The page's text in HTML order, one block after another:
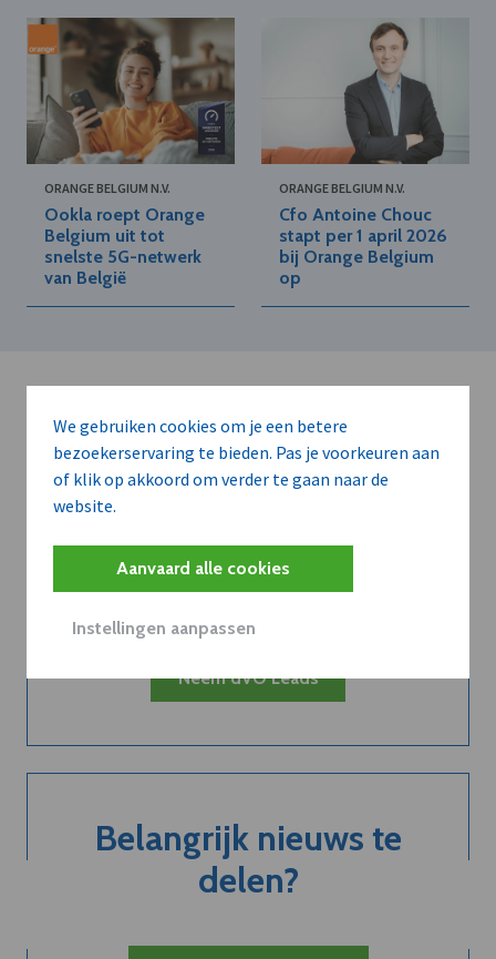
We gebruiken cookies om je een betere
bezoekerservaring te bieden. Pas je voorkeuren aan
of klik op akkoord om verder te gaan naar de
website.
Aanvaard alle cookies
Instellingen aanpassen
ORANGE BELGIUM N.V.
Ookla roept Orange
Belgium uit tot
snelste 5G-netwerk
van België
ORANGE BELGIUM N.V.
Cfo Antoine Chouc
stapt per 1 april 2026
bij Orange Belgium
op
Kort de voordelen
van een
abonnement...
Neem dVO Leads
Belangrijk nieuws te
delen?